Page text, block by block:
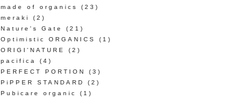
made of organics
(23)
meraki
(2)
Nature's Gate
(21)
Optimistic ORGANICS
(1)
ORIGI'NATURE
(2)
pacifica
(4)
PERFECT PORTION
(3)
PiPPER STANDARD
(2)
Pubicare organic
(1)